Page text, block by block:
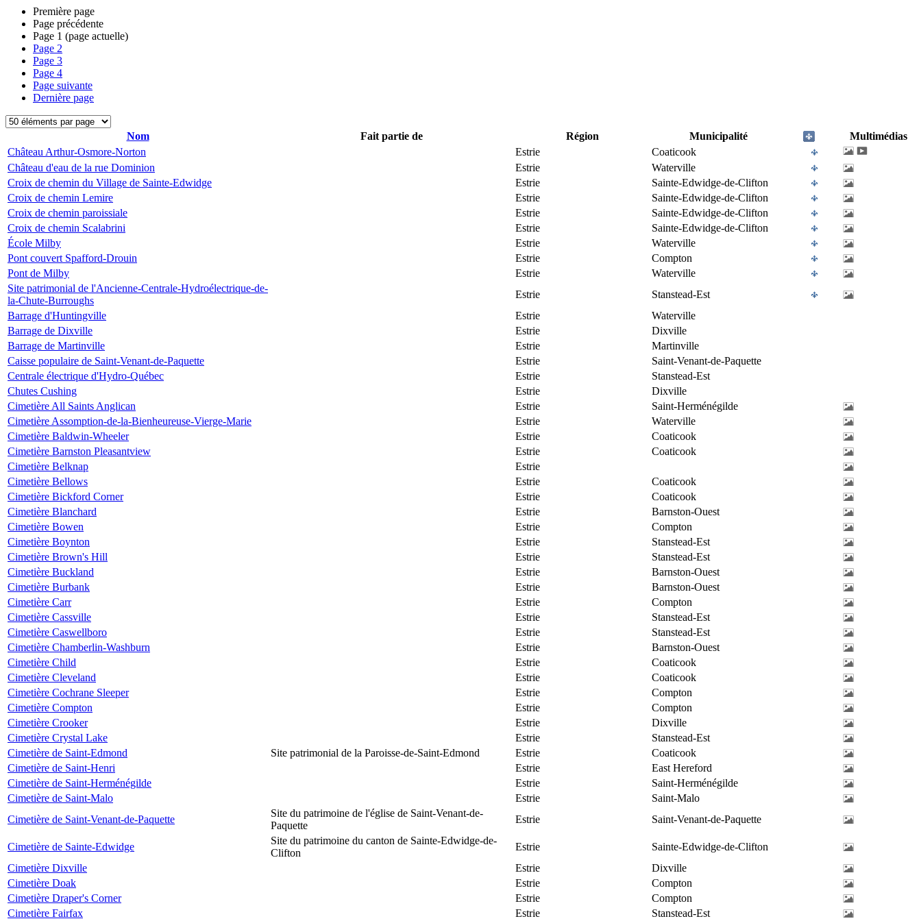
Première page
Page précédente
Page 1 (page actuelle)
Page 2
Page 3
Page 4
Page suivante
Dernière page
Nom Fait partie de Région Municipalité
Multimédias
Château Arthur-Osmore-Norton
Estrie
Coaticook
Château d'eau de la rue Dominion
Estrie
Waterville
Croix de chemin du Village de Sainte-Edwidge
Estrie
Sainte-Edwidge-de-Clifton
Croix de chemin Lemire
Estrie
Sainte-Edwidge-de-Clifton
Croix de chemin paroissiale
Estrie
Sainte-Edwidge-de-Clifton
Croix de chemin Scalabrini
Estrie
Sainte-Edwidge-de-Clifton
École Milby
Estrie
Waterville
Pont couvert Spafford-Drouin
Estrie
Compton
Pont de Milby
Estrie
Waterville
Site patrimonial de l'Ancienne-Centrale-Hydroélectrique-de-
la-Chute-Burroughs
Estrie
Stanstead-Est
Barrage d'Huntingville
Estrie
Waterville
Barrage de Dixville
Estrie
Dixville
Barrage de Martinville
Estrie
Martinville
Caisse populaire de Saint-Venant-de-Paquette
Estrie
Saint-Venant-de-Paquette
Centrale électrique d'Hydro-Québec
Estrie
Stanstead-Est
Chutes Cushing
Estrie
Dixville
Cimetière All Saints Anglican
Estrie
Saint-Herménégilde
Cimetière Assomption-de-la-Bienheureuse-Vierge-Marie
Estrie
Waterville
Cimetière Baldwin-Wheeler
Estrie
Coaticook
Cimetière Barnston Pleasantview
Estrie
Coaticook
Cimetière Belknap
Estrie
Cimetière Bellows
Estrie
Coaticook
Cimetière Bickford Corner
Estrie
Coaticook
Cimetière Blanchard
Estrie
Barnston-Ouest
Cimetière Bowen
Estrie
Compton
Cimetière Boynton
Estrie
Stanstead-Est
Cimetière Brown's Hill
Estrie
Stanstead-Est
Cimetière Buckland
Estrie
Barnston-Ouest
Cimetière Burbank
Estrie
Barnston-Ouest
Cimetière Carr
Estrie
Compton
Cimetière Cassville
Estrie
Stanstead-Est
Cimetière Caswellboro
Estrie
Stanstead-Est
Cimetière Chamberlin-Washburn
Estrie
Barnston-Ouest
Cimetière Child
Estrie
Coaticook
Cimetière Cleveland
Estrie
Coaticook
Cimetière Cochrane Sleeper
Estrie
Compton
Cimetière Compton
Estrie
Compton
Cimetière Crooker
Estrie
Dixville
Cimetière Crystal Lake
Estrie
Stanstead-Est
Cimetière de Saint-Edmond
Site patrimonial de la Paroisse-de-Saint-Edmond Estrie
Coaticook
Cimetière de Saint-Henri
Estrie
East Hereford
Cimetière de Saint-Herménégilde
Estrie
Saint-Herménégilde
Cimetière de Saint-Malo
Estrie
Saint-Malo
Cimetière de Saint-Venant-de-Paquette
Site du patrimoine de l'église de Saint-Venant-de-
Paquette
Estrie Saint-Venant-de-Paquette
Cimetière de Sainte-Edwidge
Site du patrimoine du canton de Sainte-Edwidge-de-
Clifton
Estrie
Sainte-Edwidge-de-Clifton
Cimetière Dixville
Estrie
Dixville
Cimetière Doak
Estrie
Compton
Cimetière Draper's Corner
Estrie
Compton
Cimetière Fairfax
Estrie Stanstead-Est